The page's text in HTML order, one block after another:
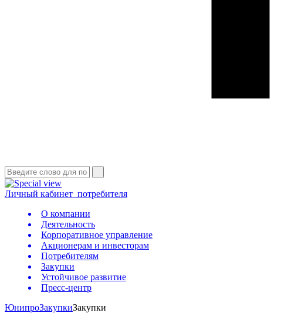
Личный кабинет потребителя
О компании
Деятельность
Корпоративное управление
Акционерам и инвесторам
Потребителям
Закупки
Устойчивое развитие
Пресс-центр
ЮнипроЗакупкиЗакупки